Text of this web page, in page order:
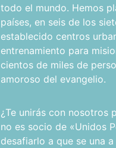
todo el mundo. Hemos
países, en seis de los
establecido centros
entrenamiento para
cientos de miles de
amoroso del evangelio.
¿Te unirás con nosotros
no es socio de «Unidos
desafiarlo a que se una